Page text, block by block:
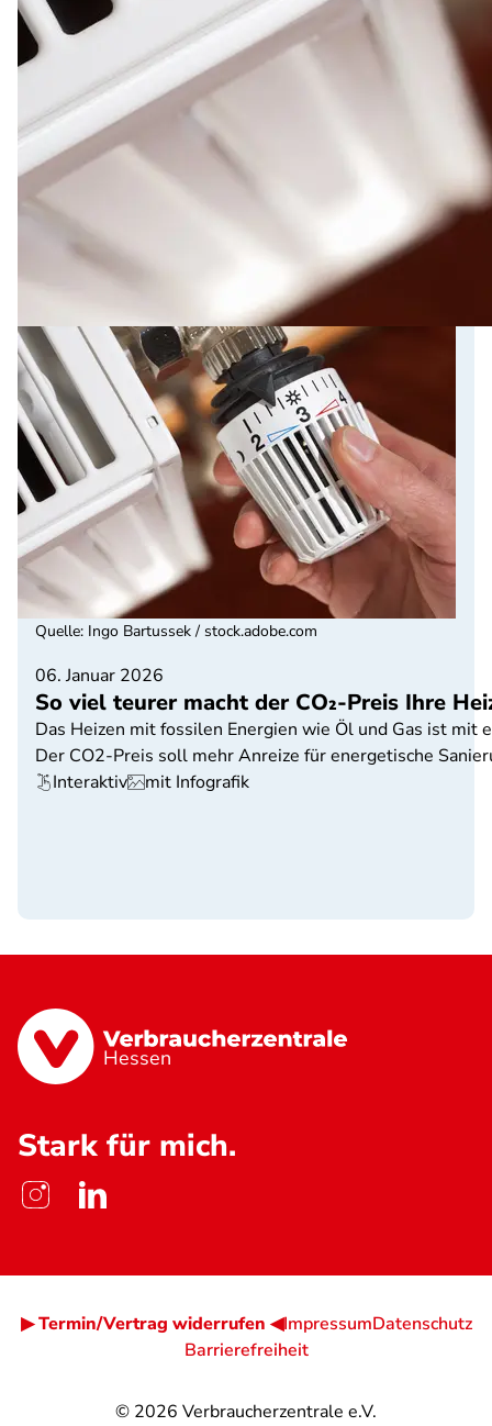
06. Januar 2026
So viel teurer macht der CO₂-Preis Ihre
Das Heizen mit fossilen Energien wie Öl und Gas ist mit
Der CO2-Preis soll mehr Anreize für energetische
Interaktiv
mit Infografik
Quelle: Ingo Bartussek / stock.adobe.com
Hessen
Stark für mich.
© 2026 Verbraucherzentrale e.V.
▶ Termin/Vertrag widerrufen ◀ImpressumDatenschutz
Barrierefreiheit